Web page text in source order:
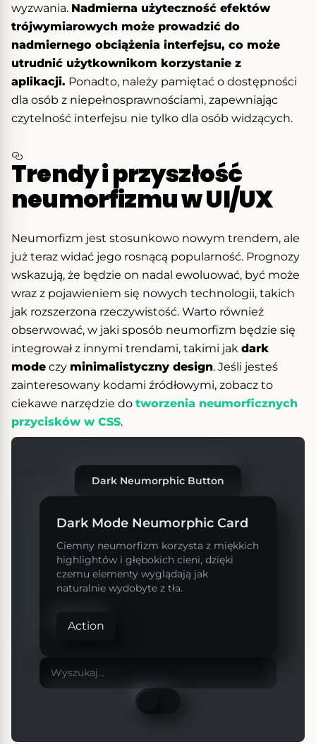
Dark Neumorphic Button
Dark Mode Neumorphic Card
Ciemny neumorfizm korzysta z miękkich
highlightów i głębokich cieni, dzięki
czemu elementy wyglądają jak
naturalnie wydobyte z tła.
Action
wyzwania. Nadmierna użyteczność efektów
trójwymiarowych może prowadzić do
nadmiernego obciążenia interfejsu, co może
utrudnić użytkownikom korzystanie z
aplikacji. Ponadto, należy pamiętać o dostępności
dla osób z niepełnosprawnościami, zapewniając
czytelność interfejsu nie tylko dla osób widzących.
Trendy i przyszłość
neumorfizmu w UI/UX
Neumorfizm jest stosunkowo nowym trendem, ale
już teraz widać jego rosnącą popularność. Prognozy
wskazują, że będzie on nadal ewoluować, być może
wraz z pojawieniem się nowych technologii, takich
jak rozszerzona rzeczywistość. Warto również
obserwować, w jaki sposób neumorfizm będzie się
integrował z innymi trendami, takimi jak dark
mode czy minimalistyczny design. Jeśli jesteś
zainteresowany kodami źródłowymi, zobacz to
ciekawe narzędzie do tworzenia neumorficznych
przycisków w CSS.